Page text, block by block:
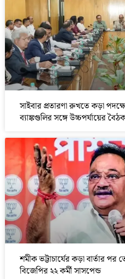
সাইবার প্রতারণা রুখতে কড়া
ব্যাঙ্কগুলির সঙ্গে উচ্চপর্যায়ের
শমীক ভট্টাচার্যের কড়া বার্তার
বিজেপির ২২ কর্মী সাসপেন্ড